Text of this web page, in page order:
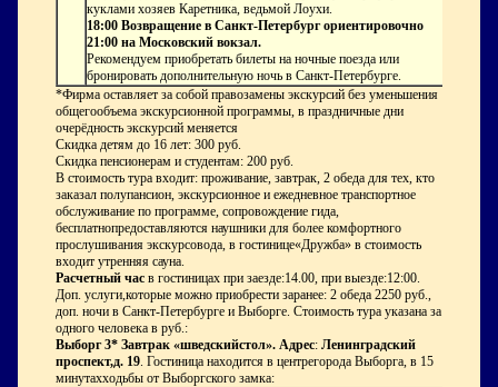
куклами хозяев Каретника, ведьмой Лоухи.
18:00 Возвращение в Санкт-Петербург ориентировочно
21:00 на Московский вокзал.
Рекомендуем приобретать билеты на ночные поезда или
бронировать дополнительную ночь в Санкт-Петербурге.
*Фирма оставляет за собой правозамены экскурсий без уменьшения
общегообъема экскурсионной программы, в праздничные дни
очерёдность экскурсий меняется
Скидка детям до 16 лет: 300 руб.
Скидка пенсионерам и студентам: 200 руб.
В стоимость тура входит: проживание, завтрак, 2 обеда для тех, кто
заказал полупансион, экскурсионное и ежедневное транспортное
обслуживание по программе, сопровождение гида,
бесплатнопредоставляются наушники для более комфортного
прослушивания экскурсовода, в гостинице«Дружба» в стоимость
входит утренняя сауна.
Расчетный час в гостиницах при заезде:14.00, при выезде:12:00.
Доп. услуги,которые можно приобрести заранее: 2 обеда 2250 руб.,
доп. ночи в Санкт-Петербурге и Выборге. Стоимость тура указана за
одного человека в руб.:
Выборг 3* Завтрак «шведскийстол». Адрес: Ленинградский
проспект,д. 19. Гостиница находится в центрегорода Выборга, в 15
минутахходьбы от Выборгского замка: